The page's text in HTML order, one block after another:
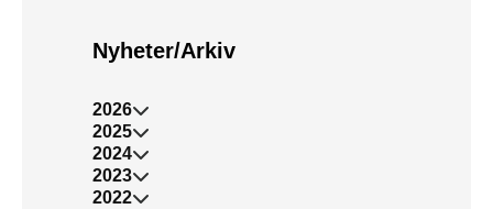
Nyheter/Arkiv
2026
2025
2024
2023
2022